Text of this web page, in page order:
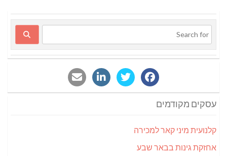
עסקים מקודמים
קלנועית מיני קאר למכירה
אחזקת גינות בבאר שבע